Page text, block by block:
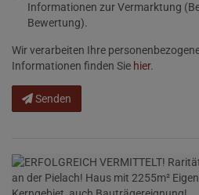
Informationen zur Vermarktung
Bewertung).
Wir verarbeiten Ihre
Informationen finden Sie hier.
Senden